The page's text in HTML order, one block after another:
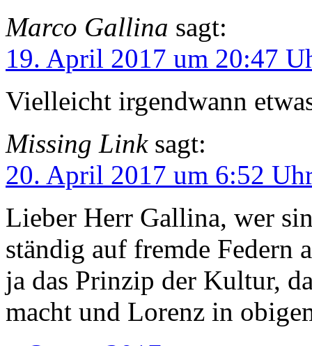
Marco Gallina sagt:
19. April 2017 um 20:47
Vielleicht irgendwann
Missing Link sagt:
20. April 2017 um 6:52
Lieber Herr Gallina, wer
ständig auf fremde Federn
ja das Prinzip der Kultur,
macht und Lorenz in